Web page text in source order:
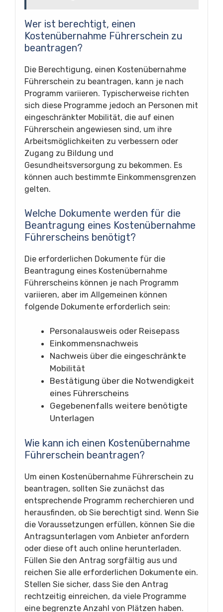
Wer ist berechtigt, einen
Kostenübernahme Führerschein zu
beantragen?
Die Berechtigung, einen Kostenübernahme
Führerschein zu beantragen, kann je nach
Programm variieren. Typischerweise richten
sich diese Programme jedoch an Personen mit
eingeschränkter Mobilität, die auf einen
Führerschein angewiesen sind, um ihre
Arbeitsmöglichkeiten zu verbessern oder
Zugang zu Bildung und
Gesundheitsversorgung zu bekommen. Es
können auch bestimmte Einkommensgrenzen
gelten.
Welche Dokumente werden für die
Beantragung eines Kostenübernahme
Führerscheins benötigt?
Die erforderlichen Dokumente für die
Beantragung eines Kostenübernahme
Führerscheins können je nach Programm
variieren, aber im Allgemeinen können
folgende Dokumente erforderlich sein:
Personalausweis oder Reisepass
Einkommensnachweis
Nachweis über die eingeschränkte
Mobilität
Bestätigung über die Notwendigkeit
eines Führerscheins
Gegebenenfalls weitere benötigte
Unterlagen
Wie kann ich einen Kostenübernahme
Führerschein beantragen?
Um einen Kostenübernahme Führerschein zu
beantragen, sollten Sie zunächst das
entsprechende Programm recherchieren und
herausfinden, ob Sie berechtigt sind. Wenn Sie
die Voraussetzungen erfüllen, können Sie die
Antragsunterlagen vom Anbieter anfordern
oder diese oft auch online herunterladen.
Füllen Sie den Antrag sorgfältig aus und
reichen Sie alle erforderlichen Dokumente ein.
Stellen Sie sicher, dass Sie den Antrag
rechtzeitig einreichen, da viele Programme
eine begrenzte Anzahl von Plätzen haben.